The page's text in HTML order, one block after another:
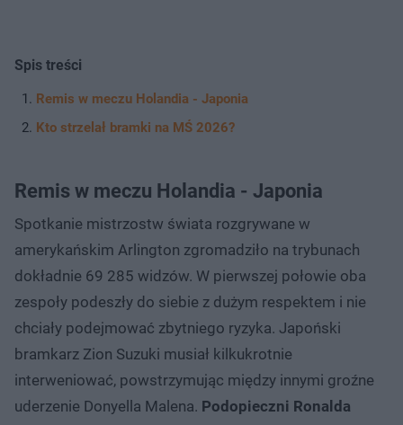
Spis treści
Remis w meczu Holandia - Japonia
Kto strzelał bramki na MŚ 2026?
Remis w meczu Holandia - Japonia
Spotkanie mistrzostw świata rozgrywane w
amerykańskim Arlington zgromadziło na trybunach
dokładnie 69 285 widzów. W pierwszej połowie oba
zespoły podeszły do siebie z dużym respektem i nie
chciały podejmować zbytniego ryzyka. Japoński
bramkarz Zion Suzuki musiał kilkukrotnie
interweniować, powstrzymując między innymi groźne
uderzenie Donyella Malena. Podopieczni Ronalda